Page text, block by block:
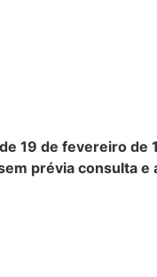
19 de fevereiro de
prévia consulta e